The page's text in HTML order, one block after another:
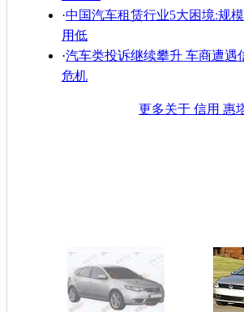
·中国汽车租赁行业5大困境:规
用低
·汽车类投诉继续攀升 车商遭遇
危机
更多关于 信用 惠